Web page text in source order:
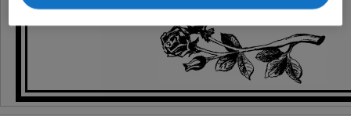
preferencjami dot. przetwarzania danych poprzez
odnośnik „Ustawienia prywatności” w stopce serwisu i
przechodząc do sekcji „Ustawienia zaawansowane”.
Zmiana ustawień plików cookie możliwa jest także za
My, nasi Zaufani Partnerzy i Agora S.A. możemy